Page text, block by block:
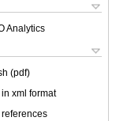
Analytics
(pdf)
xml format